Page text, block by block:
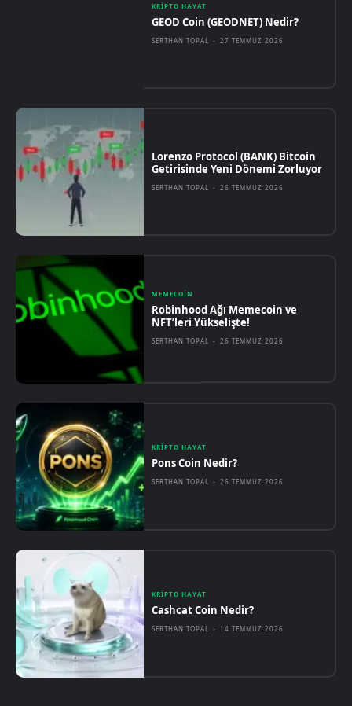
KRIPTO HAYAT
GEOD Coin (GEODNET) Nedir?
SERTHAN TOPAL - 27 TEMMUZ 2026
Lorenzo Protocol (BANK) Bitcoin
Getirisinde Yeni Dönemi Zorluyor
SERTHAN TOPAL - 26 TEMMUZ 2026
MEMECOIN
Robinhood Ağı Memecoin ve
NFT’leri Yükselişte!
SERTHAN TOPAL - 26 TEMMUZ 2026
KRIPTO HAYAT
Pons Coin Nedir?
SERTHAN TOPAL - 26 TEMMUZ 2026
KRIPTO HAYAT
Cashcat Coin Nedir?
SERTHAN TOPAL - 14 TEMMUZ 2026